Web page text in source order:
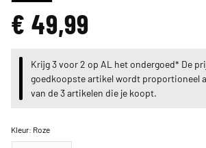
€ 49,99
Krijg 3 voor 2 op AL het ondergoed* De
goedkoopste artikel wordt proportioneel
van de 3 artikelen die je koopt.
Kleur: Roze